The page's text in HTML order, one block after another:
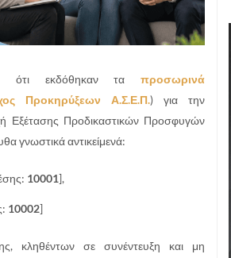
ότι εκδόθηκαν τα προσωρινά
Προκηρύξεων Α.Σ.Ε.Π.) για την
Εξέτασης Προδικαστικών Προσφυγών
γνωστικά αντικείμενά:
10001],
10002]
κληθέντων σε συνέντευξη και μη